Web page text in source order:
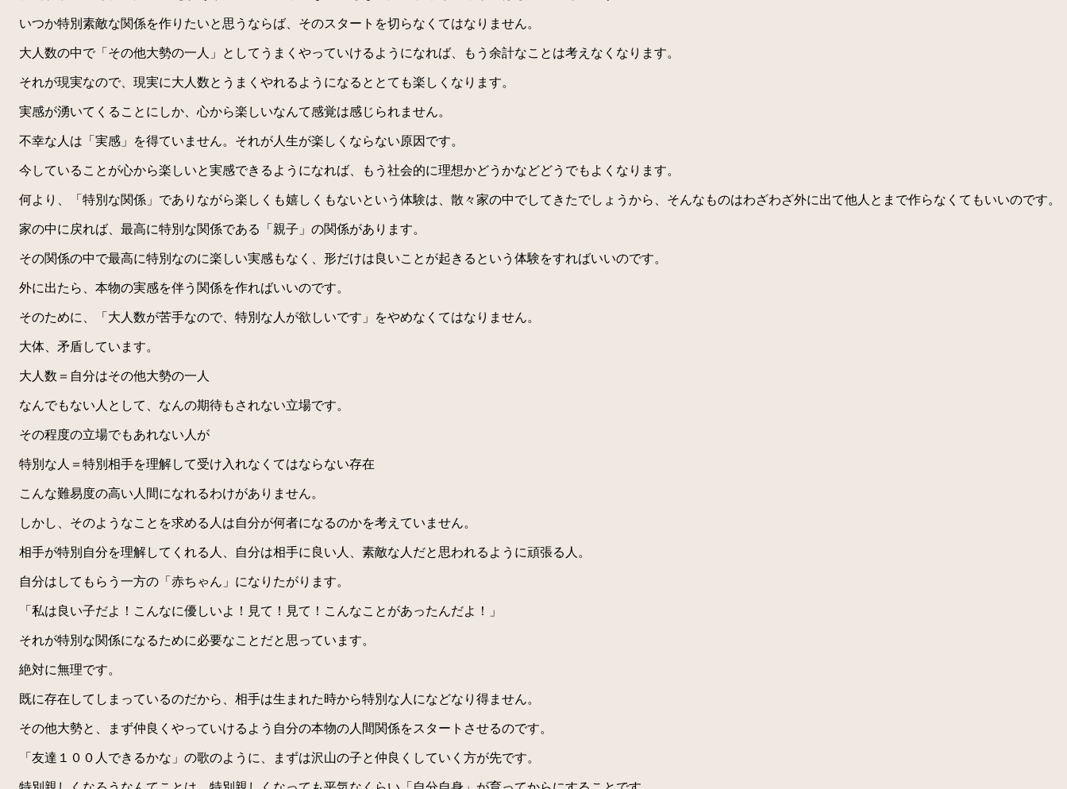
いつか特別素敵な関係を作りたいと思うならば、そのスタートを切らなくてはなりません。
大人数の中で「その他大勢の一人」としてうまくやっていけるようになれば、もう余計なことは考えなくなります。
それが現実なので、現実に大人数とうまくやれるようになるととても楽しくなります。
実感が湧いてくることにしか、心から楽しいなんて感覚は感じられません。
不幸な人は「実感」を得ていません。それが人生が楽しくならない原因です。
今していることが心から楽しいと実感できるようになれば、もう社会的に理想かどうかなどどうでもよくなります。
何より、「特別な関係」でありながら楽しくも嬉しくもないという体験は、散々家の中でしてきたでしょうから、そんなものはわざわざ外に出て他人とまで作らなくてもいいのです。
家の中に戻れば、最高に特別な関係である「親子」の関係があります。
その関係の中で最高に特別なのに楽しい実感もなく、形だけは良いことが起きるという体験をすればいいのです。
外に出たら、本物の実感を伴う関係を作ればいいのです。
そのために、「大人数が苦手なので、特別な人が欲しいです」をやめなくてはなりません。
大体、矛盾しています。
大人数＝自分はその他大勢の一人
なんでもない人として、なんの期待もされない立場です。
その程度の立場でもあれない人が
特別な人＝特別相手を理解して受け入れなくてはならない存在
こんな難易度の高い人間になれるわけがありません。
しかし、そのようなことを求める人は自分が何者になるのかを考えていません。
相手が特別自分を理解してくれる人、自分は相手に良い人、素敵な人だと思われるように頑張る人。
自分はしてもらう一方の「赤ちゃん」になりたがります。
「私は良い子だよ！こんなに優しいよ！見て！見て！こんなことがあったんだよ！」
それが特別な関係になるために必要なことだと思っています。
絶対に無理です。
既に存在してしまっているのだから、相手は生まれた時から特別な人になどなり得ません。
その他大勢と、まず仲良くやっていけるよう自分の本物の人間関係をスタートさせるのです。
「友達１００人できるかな」の歌のように、まずは沢山の子と仲良くしていく方が先です。